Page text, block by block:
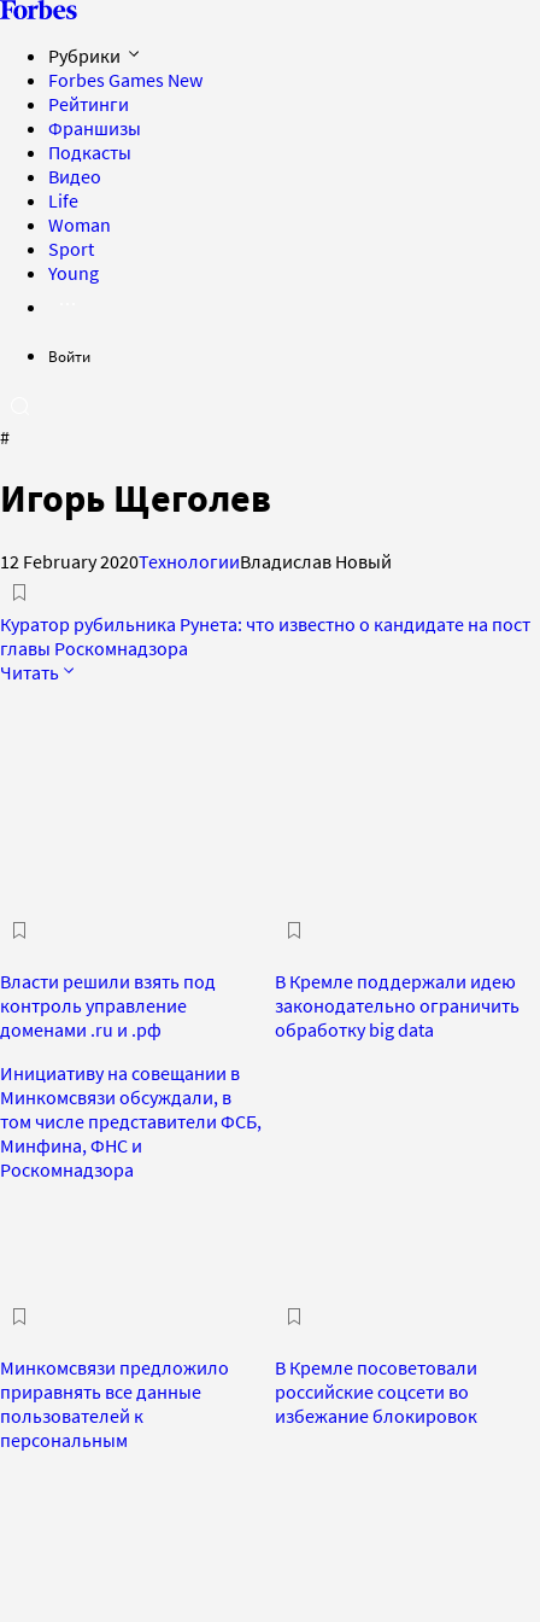
Рубрики
Forbes Games New
Рейтинги
Франшизы
Подкасты
Видео
Life
Woman
Sport
Young
Войти
#
Игорь Щеголев
12 February 2020ТехнологииВладислав Новый
Куратор рубильника Рунета: что известно о кандидате на пост
главы Роскомнадзора
Читать
Власти решили взять под
контроль управление
доменами .ru и .рф
Инициативу на совещании в
Минкомсвязи обсуждали, в
том числе представители ФСБ,
Минфина, ФНС и
Роскомнадзора
В Кремле поддержали идею
законодательно ограничить
обработку big data
Минкомсвязи предложило
приравнять все данные
пользователей к
персональным
В Кремле посоветовали
российские соцсети во
избежание блокировок